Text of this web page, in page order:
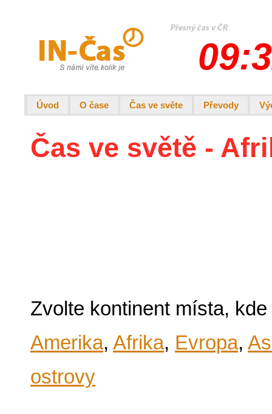
Úvod O čase Čas ve světe Převody
Čas ve světě -
Zvolte kontinent místa,
Amerika, Afrika, Evropa,
ostrovy